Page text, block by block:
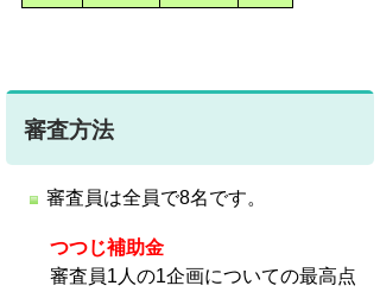
審査方法
審査員は全員で8名です。
つつじ補助金
審査員1人の1企画についての最高点